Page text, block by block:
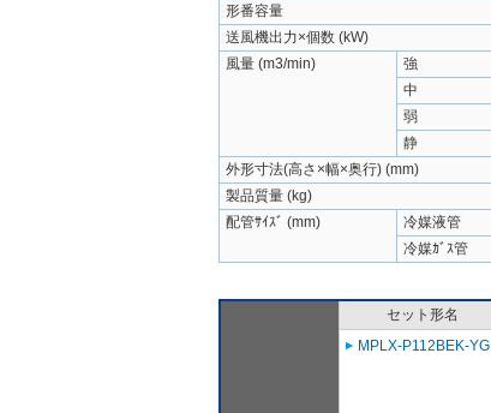
形番容量
送風機出力×個数 (kW)
風量 (m3/min)
強
中
弱
静
外形寸法(高さ×幅×奥行) (mm)
製品質量 (kg)
配管ｻｲｽﾞ (mm)
冷媒液管
冷媒ｶﾞｽ管
セット形名
MPLX-P112BEK-YG